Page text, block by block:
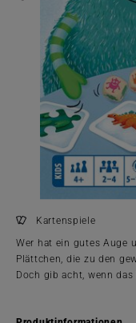
Kartenspiele
Wer hat ein gutes Auge
Plättchen, die zu den
Doch gib acht, wenn